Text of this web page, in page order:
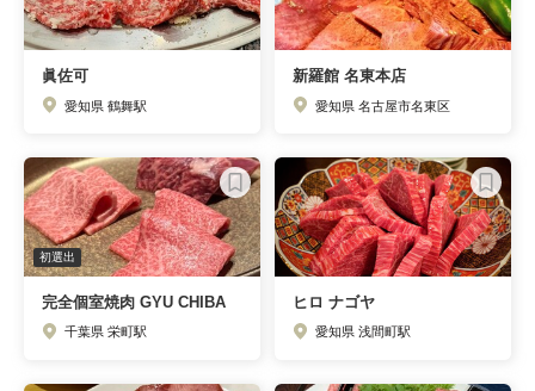
眞佐可
愛知県 鶴舞駅
新羅館 名東本店
愛知県 名古屋市名東区
初選出
完全個室焼肉 GYU CHIBA
千葉県 栄町駅
ヒロ ナゴヤ
愛知県 浅間町駅